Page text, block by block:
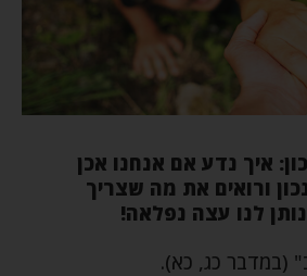
איך נדע אם אנחנו אכן
ורואים את מה שצריך
לנו עצה נפלאה!
(במדבר כג, כא).